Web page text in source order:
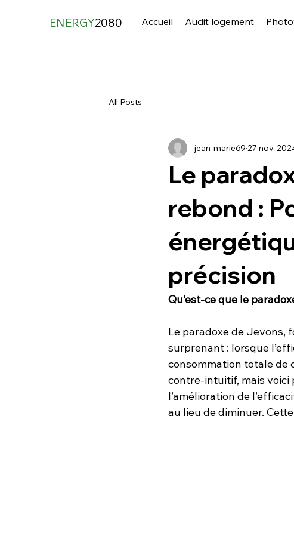
ENERGY2080 Accueil Audit logement
All Posts
Le
rebond :
précision
jean-marie69 27 nov.
Qu’est-ce que le
Le paradoxe de Jevons,
surprenant : lorsque
consommation totale de
contre-intuitif, mais voici
l’amélioration de
au lieu de diminuer.